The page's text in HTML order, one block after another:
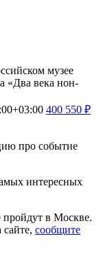
музее
«Два века нон-
400 550 ₽
про событие
интересных
пройдут в Москве.
сообщите